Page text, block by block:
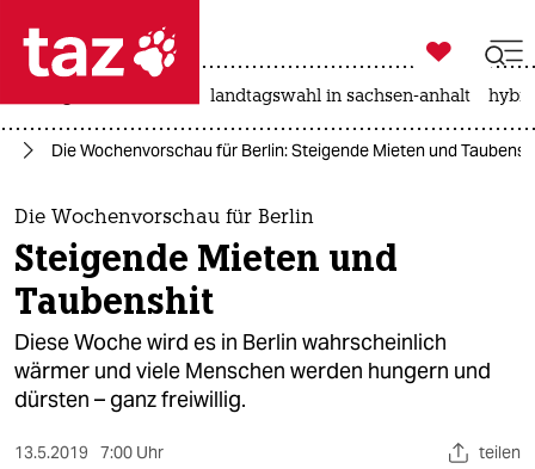
 taz zahl ich
taz zahl ich
themen
politik
öko
gesellschaft

taz zahl ich
landtagswahl in sachsen-anhalt
Die Wochenvorschau für Berlin: Steigende Mieten und
Die Wochenvorschau für Berlin
Steigende Mieten und
Taubenshit
Diese Woche wird es in Berlin wahrscheinlich
wärmer und viele Menschen werden hungern und
dürsten – ganz freiwillig.
13.5.2019 7:00 Uhr teilen